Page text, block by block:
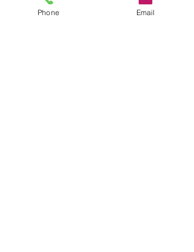
OFFICEPhone Email